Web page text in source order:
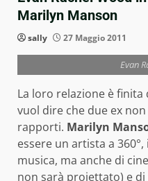
Marilyn Manson
sally 27 Maggio 2011
Evan
La loro relazione è
vuol dire che due ex
rapporti. Marilyn
essere un artista a
musica, ma anche di
non sarà proiettato) e